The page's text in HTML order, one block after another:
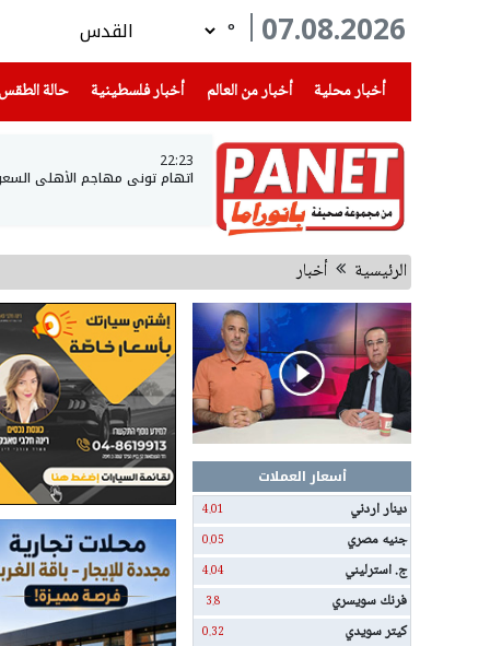
07.08.2026
°
أخبار محلية
(current) أخبار من العالم أخبار فلسطينية(current) حالة الطقس
22:23
اتهام توني مهاجم الأهلي
الرئيسية أخبار
أسعار العملات
دينار اردني
4.01
جنيه مصري 0.05
ج. استرليني 4.04
فرنك سويسري 3.8
كيتر سويدي 0.32